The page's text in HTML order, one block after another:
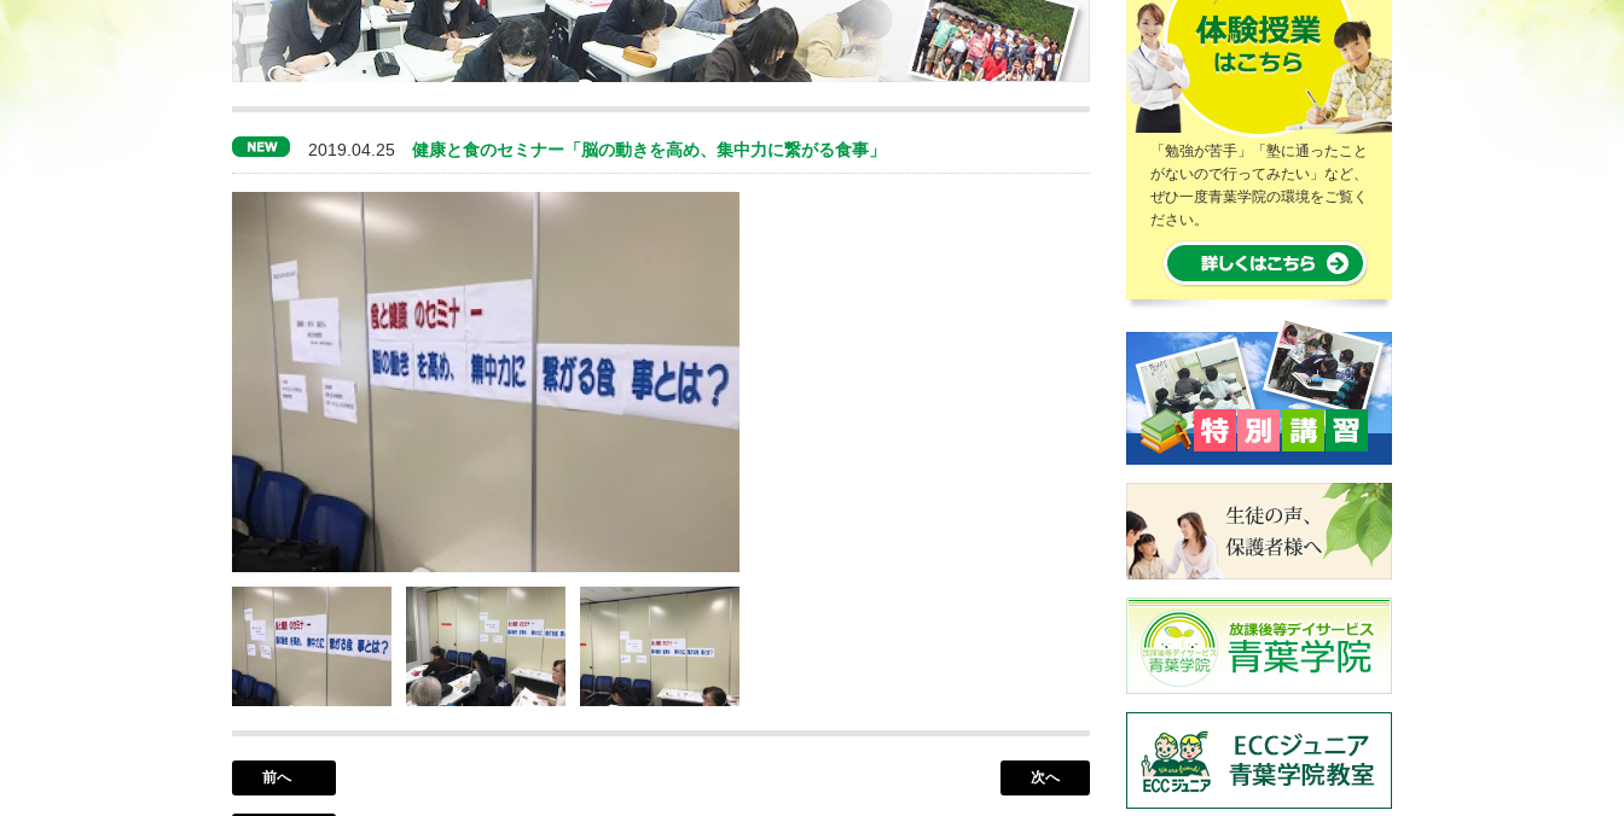
2019.04.25 健康と食のセミナー「脳の動きを高め、集中力に繋がる食事」
前へ 次へ
「勉強が苦手」「塾に通ったこと
がないので行ってみたい」など、
ぜひ一度青葉学院の環境をご覧く
ださい。